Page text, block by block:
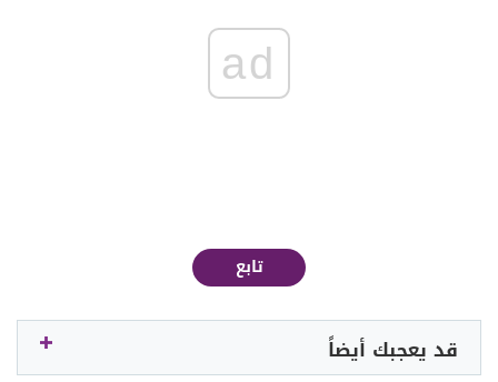
ad
تابع
قد يعجبك أيضاً